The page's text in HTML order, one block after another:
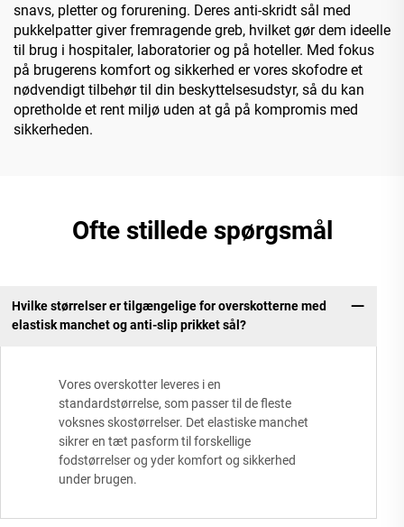
snavs, pletter og forurening. Deres anti-skridt sål med
pukkelpatter giver fremragende greb, hvilket gør dem ideelle
til brug i hospitaler, laboratorier og på hoteller. Med fokus
på brugerens komfort og sikkerhed er vores skofodre et
nødvendigt tilbehør til din beskyttelsesudstyr, så du kan
opretholde et rent miljø uden at gå på kompromis med
sikkerheden.
Ofte stillede spørgsmål
Hvilke størrelser er tilgængelige for overskotterne med
elastisk manchet og anti-slip prikket sål?
Vores overskotter leveres i en
standardstørrelse, som passer til de fleste
voksnes skostørrelser. Det elastiske manchet
sikrer en tæt pasform til forskellige
fodstørrelser og yder komfort og sikkerhed
under brugen.